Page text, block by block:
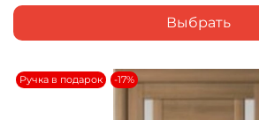
Выбрать
Ручка в подарок -17%